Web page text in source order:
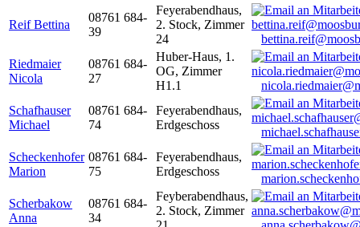
Reif Bettina
08761 684-
39
Feyerabendhaus,
2. Stock, Zimmer
24
Riedmaier
Nicola
08761 684-
27
Huber-Haus, 1.
OG, Zimmer
H1.1
Schafhauser
Michael
08761 684-
74
Feyerabendhaus,
Erdgeschoss
Scheckenhofer
Marion
08761 684-
75
Feyerabendhaus,
Erdgeschoss
Scherbakow
Anna
08761 684-
34
Feyberabendhaus,
2. Stock, Zimmer